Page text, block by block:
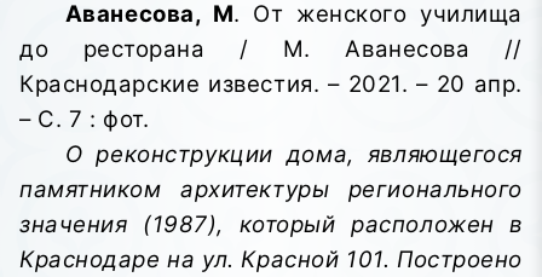
Аванесова, М. От женского училища
до ресторана / М. Аванесова //
Краснодарские известия. – 2021. – 20 апр.
– С. 7 : фот.
О реконструкции дома, являющегося
памятником архитектуры регионального
значения (1987), который расположен в
Краснодаре на ул. Красной 101. Построено